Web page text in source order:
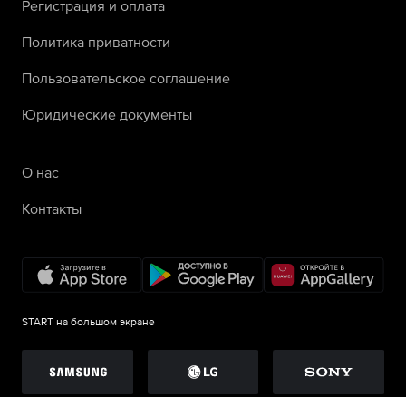
Регистрация и оплата
Политика приватности
Пользовательское соглашение
Юридические документы
О нас
Контакты
START на большом экране